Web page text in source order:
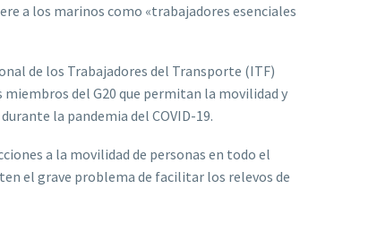
a los marinos como «trabajadores esenciales
de los Trabajadores del Transporte (ITF)
del G20 que permitan la movilidad y
la pandemia del COVID-19.
a la movilidad de personas en todo el
el grave problema de facilitar los relevos de